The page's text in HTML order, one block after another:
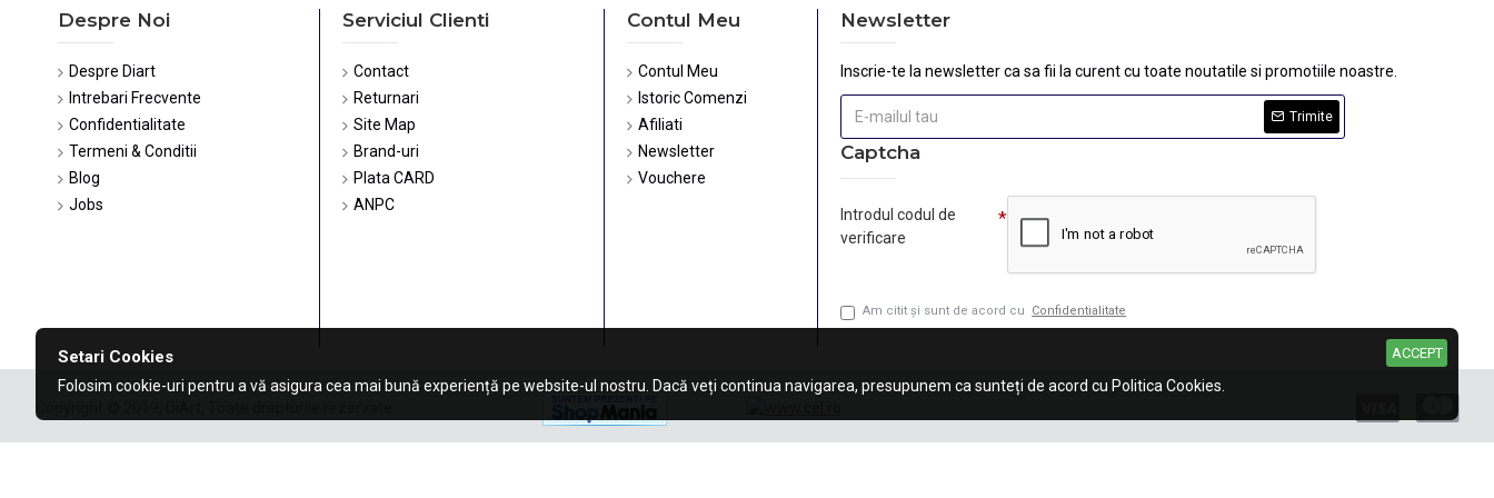
Despre Noi
Despre Diart
Intrebari Frecvente
Confidentialitate
Termeni & Conditii
Blog
Jobs
Serviciul Clienti
Contact
Returnari
Site Map
Brand-uri
Plata CARD
ANPC
Contul Meu
Contul Meu
Istoric Comenzi
Afiliati
Newsletter
Vouchere
Newsletter
Inscrie-te la newsletter ca sa fii la curent cu toate noutatile si promotiile noastre.
Trimite
Captcha
Introdul codul de
verificare
Am citit şi sunt de acord cu Confidentialitate
ACCEPT
Setari Cookies
Folosim cookie-uri pentru a vă asigura cea mai bună experiență pe website-ul nostru. Dacă veți continua navigarea, presupunem ca sunteți de acord cu Politica Cookies.